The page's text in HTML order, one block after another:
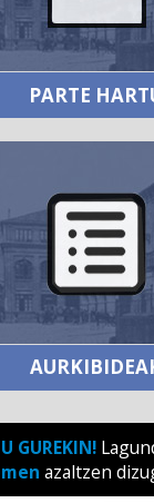
PARTE
GUREKIN!
azaltzen